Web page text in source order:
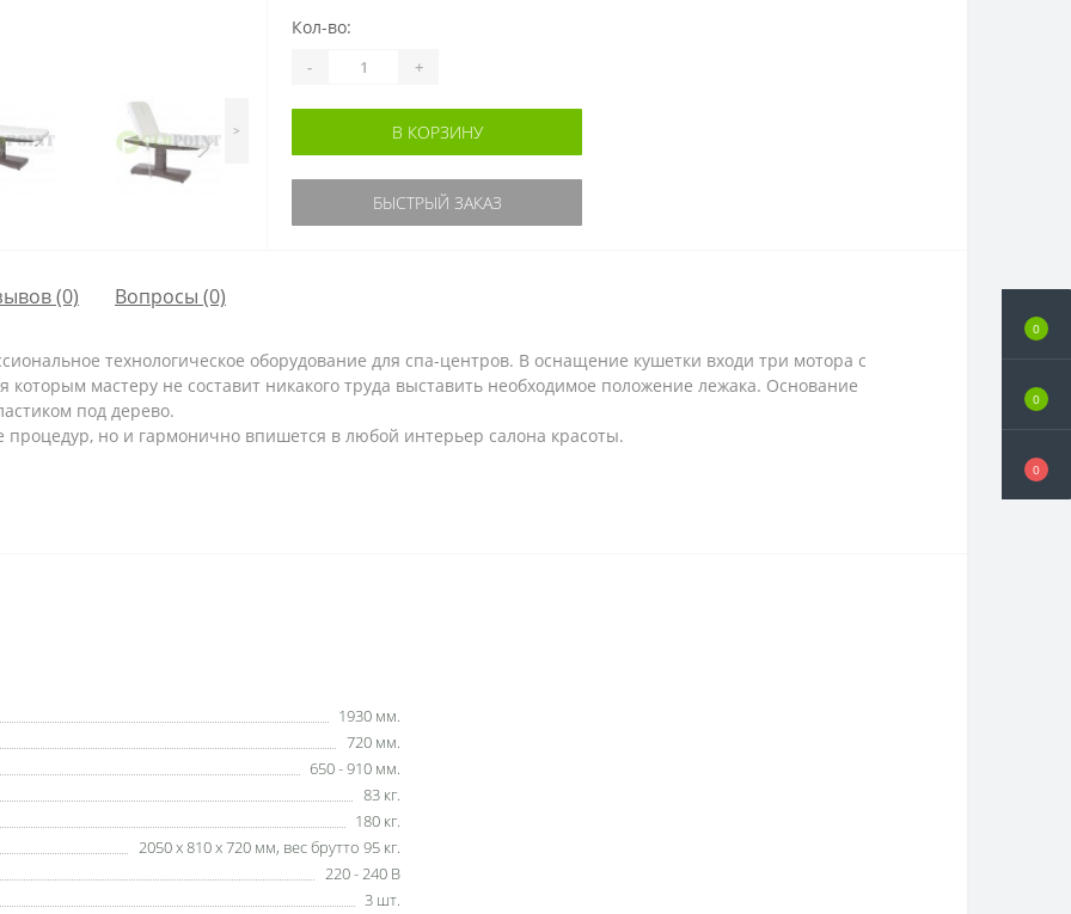
0
0
0
>
Кол-во:
- +
В КОРЗИНУ
БЫСТРЫЙ ЗАКАЗ
(0) Вопросы (0)
технологическое оборудование для спа-центров. В оснащение кушетки входи три мотора с
мастеру не составит никакого труда выставить необходимое положение лежака. Основание
под дерево.
но и гармонично впишется в любой интерьер салона красоты.
1930 мм.
720 мм.
650 - 910 мм.
83 кг.
180 кг.
2050 х 810 х 720 мм, вес брутто 95 кг.
220 - 240 В
3 шт.